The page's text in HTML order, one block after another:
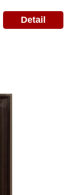
Detail